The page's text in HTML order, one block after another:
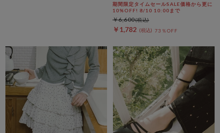
期間限定タイムセールSALE価格から更に
10%OFF! 8/10 10:00まで
￥1,782 73％OFF
￥6,600